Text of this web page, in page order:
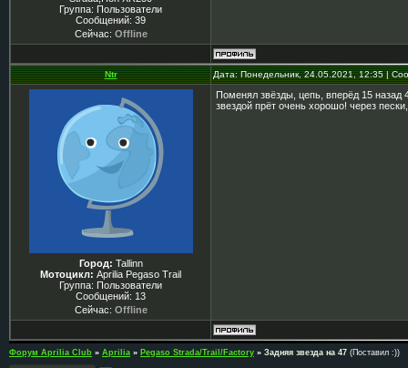
Группа: Пользователи
Сообщений: 39
Сейчас: Offline
Ntr Дата: Понедельник, 24.05.2021, 12:35 |
Город: Tallinn
Мотоцикл: Aprilia Pegaso Trail
Группа: Пользователи
Сообщений: 13
Сейчас: Offline
Поменял звёзды, цепь, вперёд 15 назад
звездой прёт очень хорошо! через
Форум Aprilia Club » Aprilia » Pegaso Strada/Trail/Factory » Задняя звезда на 47 (Поставил :))